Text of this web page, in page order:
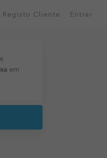
Registo Cliente Entrar
em